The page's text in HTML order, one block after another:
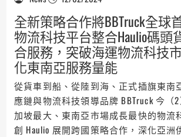
全新策略合作將BBTruck全球
物流科技平台整合Haulio碼頭
合服務，突破海運物流科技
化東南亞服務量能
從貨車到船、從陸到海、正式插旗東南
應鏈與物流科技領導品牌 BBTruck 今（
加坡最大、東南亞市場成長最快的物流
創 Haulio 展開跨國策略合作，深化亞洲